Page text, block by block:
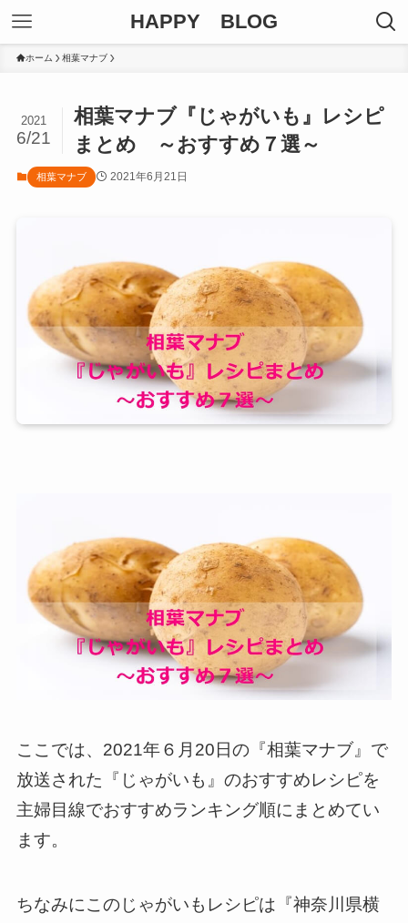
HAPPY BLOG
ホーム 相葉マナブ
相葉マナブ『じゃがいも』レシピ
まとめ ～おすすめ７選～
2021
6/21
相葉マナブ 2021年6月21日
ここでは、2021年６月20日の『相葉マナブ』で
放送された『じゃがいも』のおすすめレシピを
主婦目線でおすすめランキング順にまとめてい
ます。
ちなみにこのじゃがいもレシピは『神奈川県横